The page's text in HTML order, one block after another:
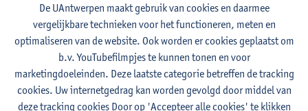
2E SEM
studiepunten
Lesgever(s):
Astrid De Wit Peter Petré
Engels: verplichte opleidingsonderdelen
Engels: taalbeheersing 1
De UAntwerpen maakt gebruik van cookies en daarmee
vergelijkbare technieken voor het functioneren, meten en
optimaliseren van de website. Ook worden er cookies geplaatst om
b.v. YouTubefilmpjes te kunnen tonen en voor
marketingdoeleinden. Deze laatste categorie betreffen de tracking
cookies. Uw internetgedrag kan worden gevolgd door middel van
deze tracking cookies Door op 'Accepteer alle cookies' te klikken